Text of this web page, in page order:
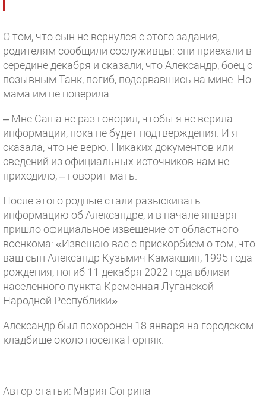
О том, что сын не вернулся с этого задания,
родителям сообщили сослуживцы: они приехали в
середине декабря и сказали, что Александр, боец с
позывным Танк, погиб, подорвавшись на мине. Но
мама им не поверила.
– Мне Саша не раз говорил, чтобы я не верила
информации, пока не будет подтверждения. И я
сказала, что не верю. Никаких документов или
сведений из официальных источников нам не
приходило, – говорит мать.
После этого родные стали разыскивать
информацию об Александре, и в начале января
пришло официальное извещение от областного
военкома: «Извещаю вас с прискорбием о том, что
ваш сын Александр Кузьмич Камакшин, 1995 года
рождения, погиб 11 декабря 2022 года вблизи
населенного пункта Кременная Луганской
Народной Республики».
Александр был похоронен 18 января на городском
кладбище около поселка Горняк.
Автор статьи: Мария Согрина